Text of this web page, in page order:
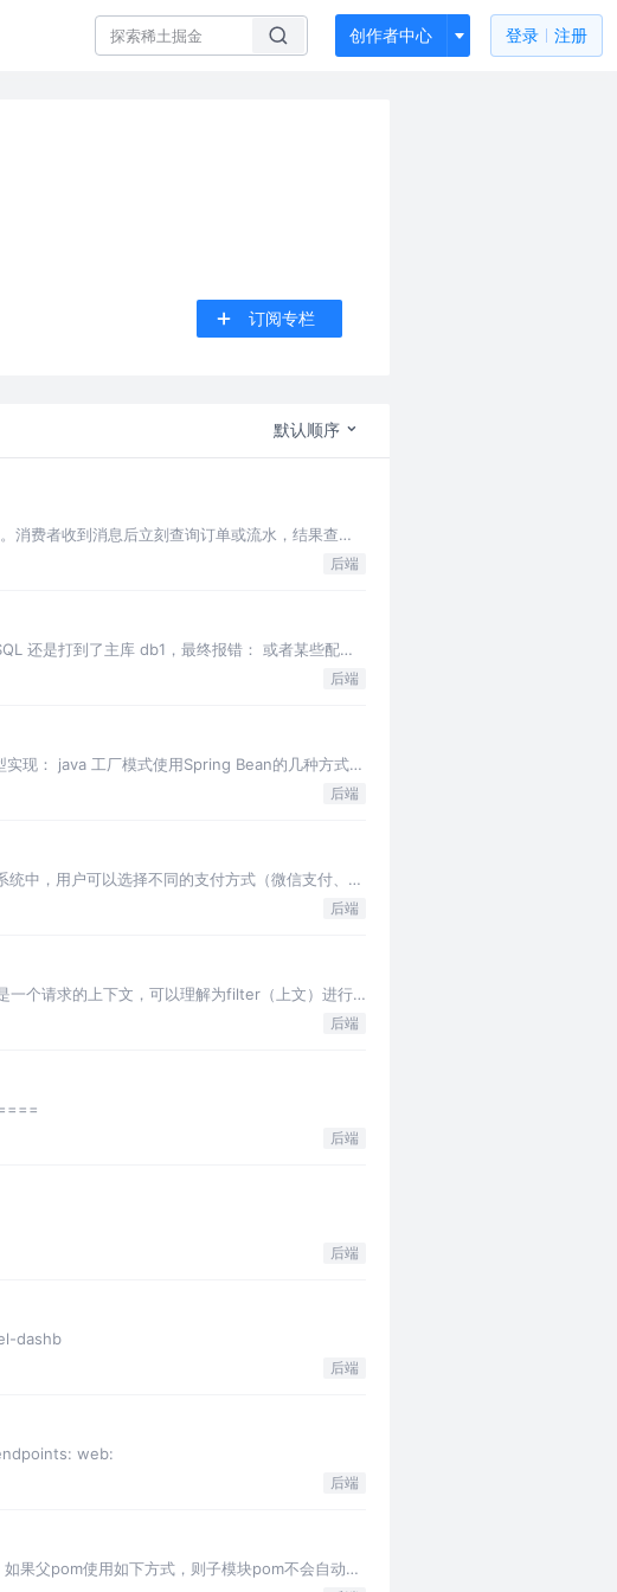
创作者中心 登录 注册
订阅专栏
默认顺序
消费者收到消息后立刻查询订单或流水，结果查不
后端
还是打到了主库 db1，最终报错： 或者某些配置
后端
现： java 工厂模式使用Spring Bean的几种方式
后端
中，用户可以选择不同的支付方式（微信支付、支
后端
一个请求的上下文，可以理解为filter（上文）进行
后端
后端
后端
dashb
后端
web:
后端
果父pom使用如下方式，则子模块pom不会自动使